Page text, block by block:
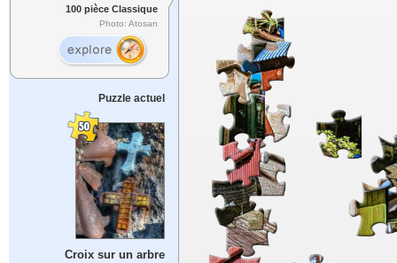
100 pièce Classique
Photo: Atosan
Puzzle actuel
Croix sur un arbre